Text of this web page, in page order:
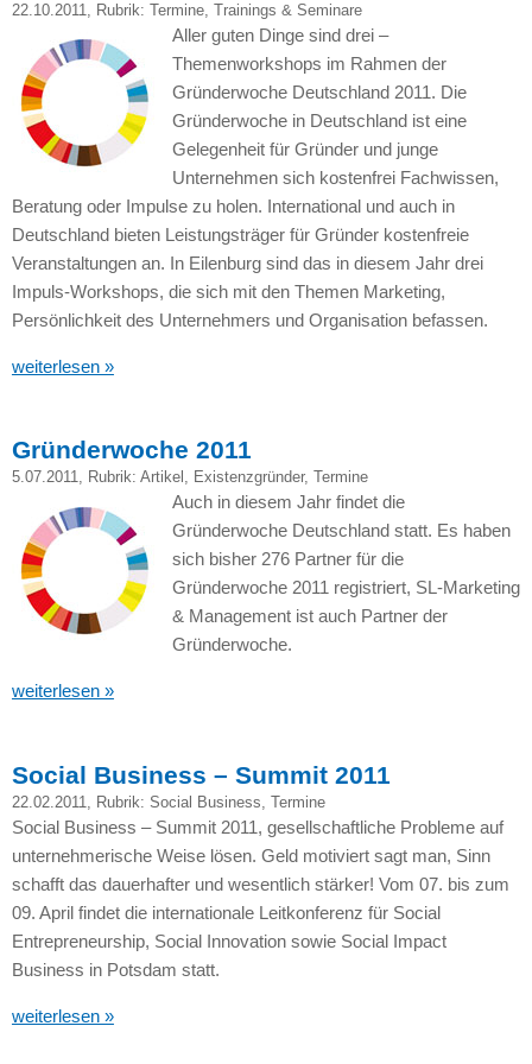
22.10.2011 , Rubrik: Termine, Trainings & Seminare
Aller guten Dinge sind drei –
Themenworkshops im Rahmen der
Gründerwoche Deutschland 2011. Die
Gründerwoche in Deutschland ist eine
Gelegenheit für Gründer und junge
Unternehmen sich kostenfrei Fachwissen,
Beratung oder Impulse zu holen. International und auch in
Deutschland bieten Leistungsträger für Gründer kostenfreie
Veranstaltungen an. In Eilenburg sind das in diesem Jahr drei
Impuls-Workshops, die sich mit den Themen Marketing,
Persönlichkeit des Unternehmers und Organisation befassen.
weiterlesen »
Gründerwoche 2011
5.07.2011, Rubrik: Artikel , Existenzgründer, Termine
Auch in diesem Jahr findet die
Gründerwoche Deutschland statt. Es haben
sich bisher 276 Partner für die
Gründerwoche 2011 registriert, SL-Marketing
& Management ist auch Partner der
Gründerwoche.
weiterlesen »
Social Business – Summit 2011
22.02.2011, Rubrik: Social Business, Termine
Social Business – Summit 2011, gesellschaftliche Probleme auf
unternehmerische Weise lösen. Geld motiviert sagt man, Sinn
schafft das dauerhafter und wesentlich stärker! Vom 07. bis zum
09. April findet die internationale Leitkonferenz für Social
Entrepreneurship, Social Innovation sowie Social Impact
Business in Potsdam statt.
weiterlesen »